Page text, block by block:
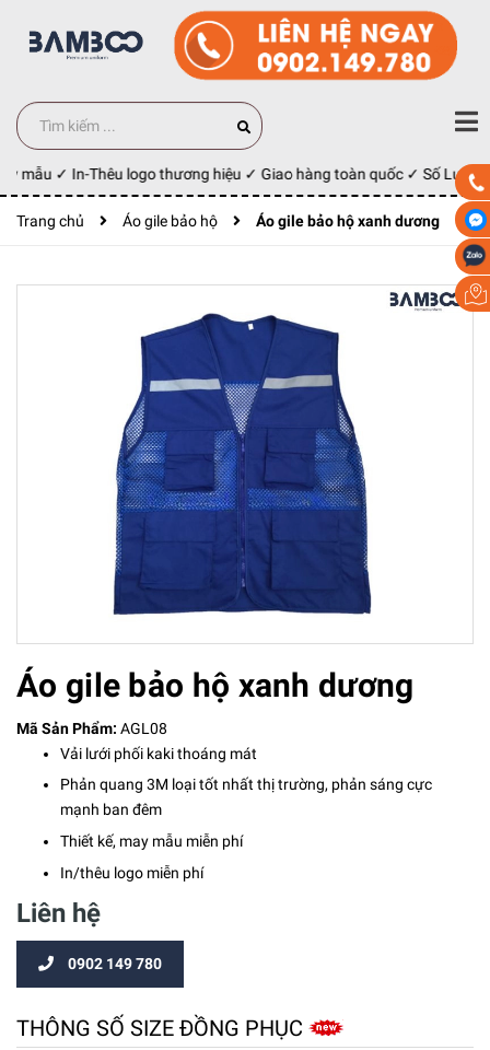
mẫu ✓ In-Thêu logo thương hiệu ✓ Giao hàng toàn quốc ✓ Số Lượng
Trang chủ Áo gile bảo hộ Áo gile bảo hộ xanh dương
Áo gile bảo hộ xanh dương
Mã Sản Phẩm: AGL08
Vải lưới phối kaki thoáng mát
Phản quang 3M loại tốt nhất thị trường, phản sáng cực
mạnh ban đêm
Thiết kế, may mẫu miễn phí
In/thêu logo miễn phí
Liên hệ
0902 149 780
THÔNG SỐ SIZE ĐỒNG PHỤC